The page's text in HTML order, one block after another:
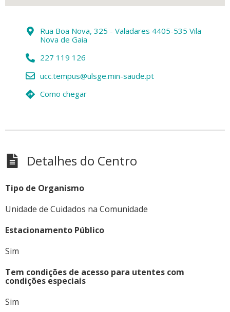
Rua Boa Nova, 325 - Valadares 4405-535 Vila
Nova de Gaia
227 119 126
ucc.tempus@ulsge.min-saude.pt
Como chegar
Detalhes do Centro
Tipo de Organismo
Unidade de Cuidados na Comunidade
Estacionamento Público
Sim
Tem condições de acesso para utentes com
condições especiais
Sim